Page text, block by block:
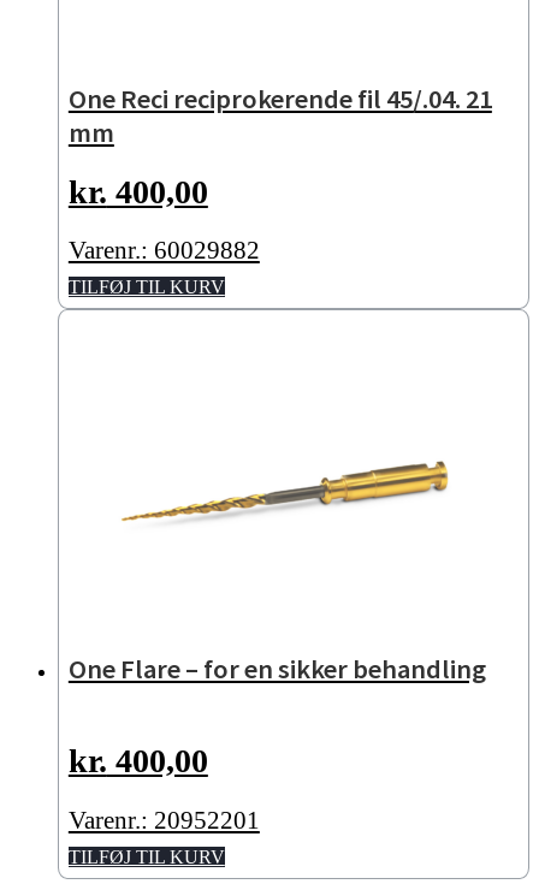
One Reci reciprokerende fil 45/.04. 21
mm
kr. 400,00
Varenr.: 60029882
TILFØJ TIL KURV
One Flare – for en sikker behandling
kr. 400,00
Varenr.: 20952201
TILFØJ TIL KURV